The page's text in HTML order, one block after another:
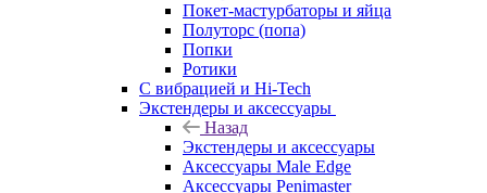
Покет-мастурбаторы и яйца
Полуторс (попа)
Попки
Ротики
С вибрацией и Hi-Tech
Экстендеры и аксессуары
Назад
Экстендеры и аксессуары
Аксессуары Male Edge
Аксессуары Penimaster